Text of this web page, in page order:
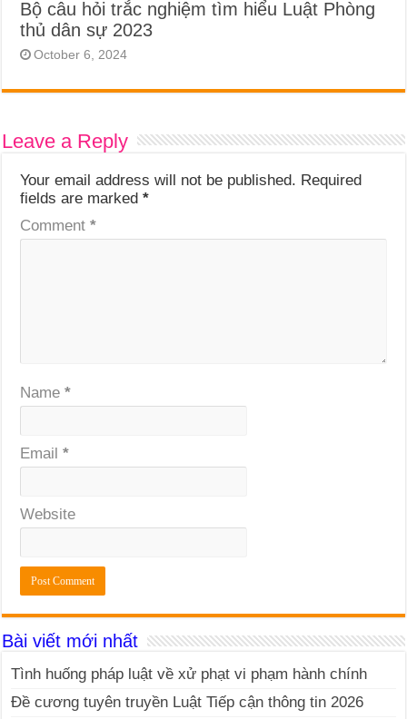
Bộ câu hỏi trắc nghiệm tìm hiểu Luật Phòng
thủ dân sự 2023
October 6, 2024
Leave a Reply
Your email address will not be published. Required
fields are marked*
Comment*
Name*
Email*
Website
Bài viết mới nhất
Tình huống pháp luật về xử phạt vi phạm hành chính
Đề cương tuyên truyền Luật Tiếp cận thông tin 2026